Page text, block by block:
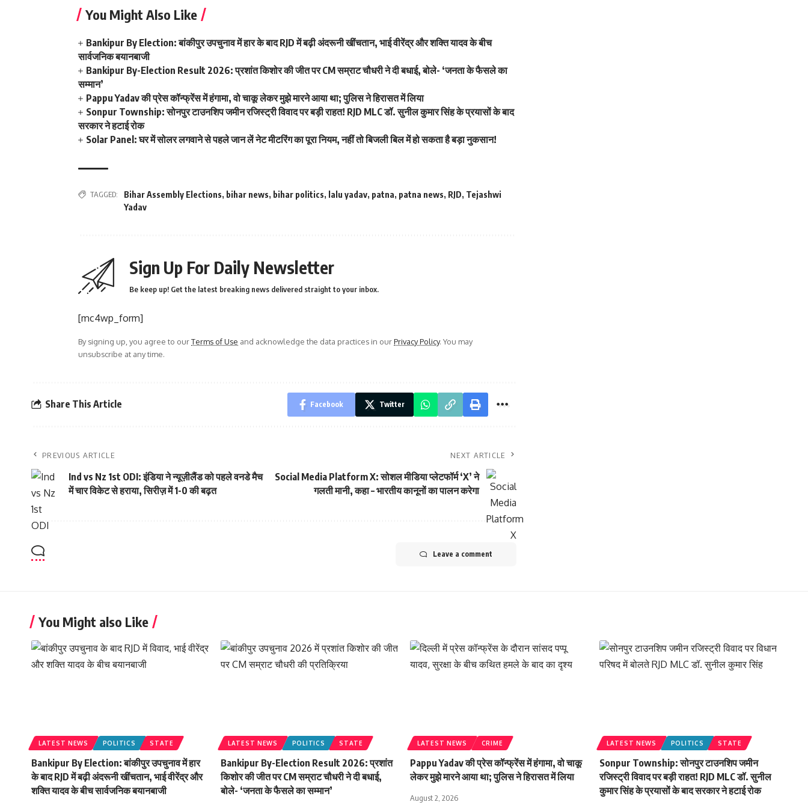
You Might Also Like
Bankipur By Election: बांकीपुर उपचुनाव में हार के बाद RJD में बढ़ी अंदरूनी खींचतान, भाई वीरेंद्र और शक्ति यादव के बीच
सार्वजनिक बयानबाजी
Bankipur By-Election Result 2026: प्रशांत किशोर की जीत पर CM सम्राट चौधरी ने दी बधाई, बोले- ‘जनता के फैसले का
सम्मान’
Pappu Yadav की प्रेस कॉन्फ्रेंस में हंगामा, वो चाकू लेकर मुझे मारने आया था; पुलिस ने हिरासत में लिया
Sonpur Township: सोनपुर टाउनशिप जमीन रजिस्ट्री विवाद पर बड़ी राहत! RJD MLC डॉ. सुनील कुमार सिंह के प्रयासों के बाद
सरकार ने हटाई रोक
Solar Panel: घर में सोलर लगवाने से पहले जान लें नेट मीटरिंग का पूरा नियम, नहीं तो बिजली बिल में हो सकता है बड़ा नुकसान!
TAGGED: Bihar Assembly Elections, bihar news, bihar politics, lalu yadav, patna, patna news, RJD, Tejashwi
Yadav
Sign Up For Daily Newsletter
Be keep up! Get the latest breaking news delivered straight to your inbox.
[mc4wp_form]
By signing up, you agree to ourTerms of Use and acknowledge the data practices in ourPrivacy Policy. You may
unsubscribe at any time.
Share This Article Facebook Twitter
PREVIOUS ARTICLE
Ind vs Nz 1st ODI: इंडिया ने न्यूज़ीलैंड को पहले वनडे मैच
में चार विकेट से हराया, सिरीज़ में 1-0 की बढ़त
NEXT ARTICLE
Social Media Platform X: सोशल मीडिया प्लेटफॉर्म ‘X’ ने
गलती मानी, कहा – भारतीय कानूनों का पालन करेगा
Leave a comment
You Might also Like
LATEST NEWS POLITICS STATE
Bankipur By Election: बांकीपुर उपचुनाव में हार
के बाद RJD में बढ़ी अंदरूनी खींचतान, भाई वीरेंद्र और
शक्ति यादव के बीच सार्वजनिक बयानबाजी
LATEST NEWS POLITICS STATE
Bankipur By-Election Result 2026: प्रशांत
किशोर की जीत पर CM सम्राट चौधरी ने दी बधाई,
बोले- ‘जनता के फैसले का सम्मान’
LATEST NEWS CRIME
Pappu Yadav की प्रेस कॉन्फ्रेंस में हंगामा, वो चाकू
लेकर मुझे मारने आया था; पुलिस ने हिरासत में लिया
August 2, 2026
LATEST NEWS POLITICS STATE
Sonpur Township: सोनपुर टाउनशिप जमीन
रजिस्ट्री विवाद पर बड़ी राहत! RJD MLC डॉ. सुनील
कुमार सिंह के प्रयासों के बाद सरकार ने हटाई रोक